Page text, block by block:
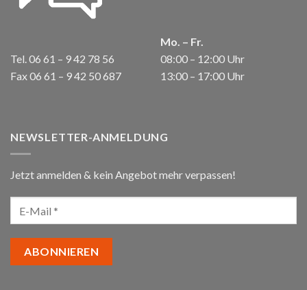
Tel. 06 61 – 9 42 78 56
Fax 06 61 – 9 42 50 687
Mo. – Fr.
08:00 – 12:00 Uhr
13:00 – 17:00 Uhr
NEWSLETTER-ANMELDUNG
Jetzt anmelden & kein Angebot mehr verpassen!